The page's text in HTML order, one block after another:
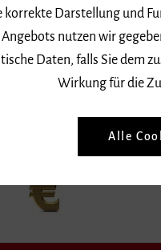
korrekte Darstellung und
Angebots nutzen wir
Daten, falls Sie dem
Wirkung für die
Alle